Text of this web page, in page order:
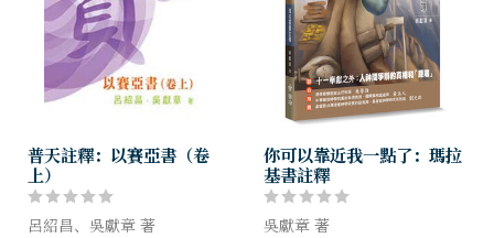
普天註釋：以賽亞書（卷
上）
呂紹昌、吳獻章 著
你可以靠近我一點了：瑪拉
基書註釋
吳獻章 著